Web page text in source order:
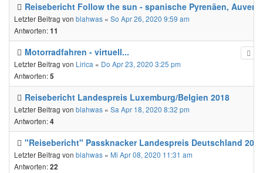
Reisebericht Follow the sun - spanische Pyrenäen,
Letzter Beitrag von blahwas « So Apr 26, 2020 9:59 am
Antworten:11
Motorradfahren - virtuell...
Letzter Beitrag von Lirica « Do Apr 23, 2020 3:25 pm
Antworten:5
Reisebericht Landespreis Luxemburg/Belgien 2018
Letzter Beitrag von blahwas « Sa Apr 18, 2020 8:32 pm
Antworten:4
"Reisebericht" Passknacker Landespreis Deutschland 2019
Letzter Beitrag von blahwas « Mi Apr 08, 2020 11:31 am
Antworten:22